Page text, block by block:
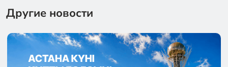
Другие новости